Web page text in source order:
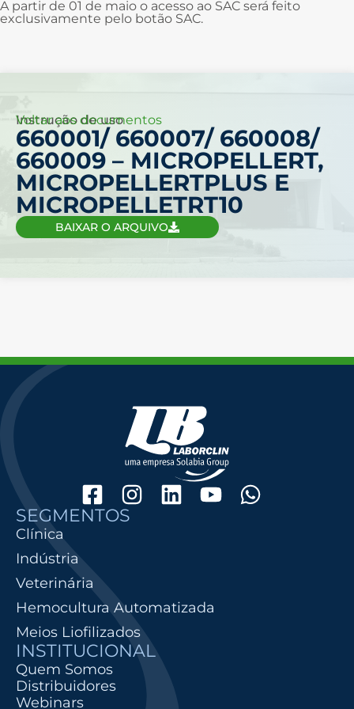
A partir de 01 de maio o acesso ao SAC será feito
exclusivamente pelo botão SAC.
Voltar aos documentos
Instrução de uso
660001/ 660007/ 660008/
660009 – MICROPELLERT,
MICROPELLERTPLUS E
MICROPELLETRT10
BAIXAR O ARQUIVO
SEGMENTOS
Clínica
Indústria
Veterinária
Hemocultura Automatizada
Meios Liofilizados
INSTITUCIONAL
Quem Somos
Distribuidores
Webinars